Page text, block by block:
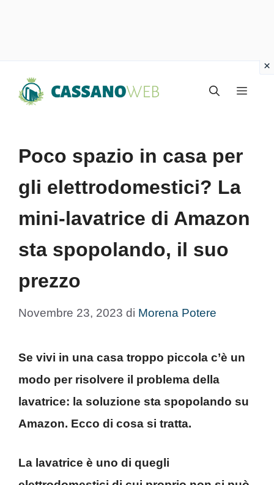
Menu
Poco spazio in casa per
gli elettrodomestici? La
mini-lavatrice di Amazon
sta spopolando, il suo
prezzo
Novembre 23, 2023 di Morena Potere
Se vivi in una casa troppo piccola c’è un
modo per risolvere il problema della
lavatrice: la soluzione sta spopolando su
Amazon. Ecco di cosa si tratta.
La lavatrice è uno di quegli